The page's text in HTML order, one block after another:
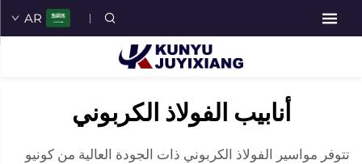
AR
أنابيب الفولاذ الكربوني
تتوفر مواسير الفولاذ الكربوني ذات الجودة العالية من كونيو